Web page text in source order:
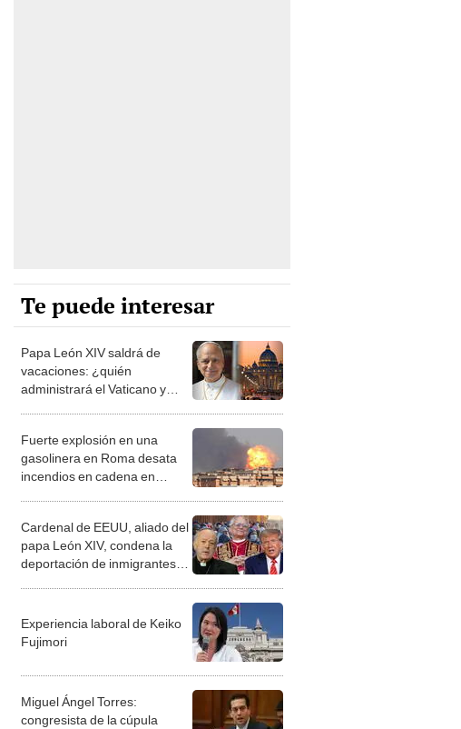
Te puede interesar
Papa León XIV saldrá de
vacaciones: ¿quién
administrará el Vaticano y
Fuerte explosión en una
gasolinera en Roma desata
incendios en cadena en
Cardenal de EEUU, aliado del
papa León XIV, condena la
deportación de inmigrantes
Experiencia laboral de Keiko
Fujimori
Miguel Ángel Torres:
congresista de la cúpula